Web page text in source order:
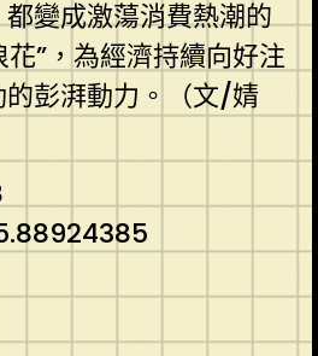
變成激蕩消費熱潮的
花”，為經濟持續向好注
彭湃動力。（文/婧